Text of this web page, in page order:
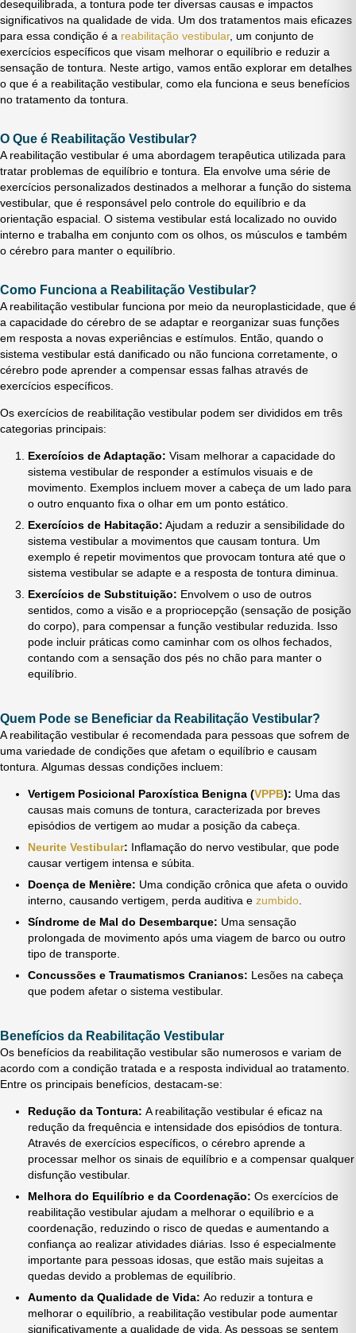
desequilibrada, a tontura pode ter diversas causas e impactos
significativos na qualidade de vida. Um dos tratamentos mais eficazes
para essa condição é a reabilitação vestibular, um conjunto de
exercícios específicos que visam melhorar o equilíbrio e reduzir a
sensação de tontura. Neste artigo, vamos então explorar em detalhes
o que é a reabilitação vestibular, como ela funciona e seus benefícios
no tratamento da tontura.
O Que é Reabilitação Vestibular?
A reabilitação vestibular é uma abordagem terapêutica utilizada para
tratar problemas de equilíbrio e tontura. Ela envolve uma série de
exercícios personalizados destinados a melhorar a função do sistema
vestibular, que é responsável pelo controle do equilíbrio e da
orientação espacial. O sistema vestibular está localizado no ouvido
interno e trabalha em conjunto com os olhos, os músculos e também
o cérebro para manter o equilíbrio.
Como Funciona a Reabilitação Vestibular?
A reabilitação vestibular funciona por meio da neuroplasticidade, que é
a capacidade do cérebro de se adaptar e reorganizar suas funções
em resposta a novas experiências e estímulos. Então, quando o
sistema vestibular está danificado ou não funciona corretamente, o
cérebro pode aprender a compensar essas falhas através de
exercícios específicos.
Os exercícios de reabilitação vestibular podem ser divididos em três
categorias principais:
Exercícios de Adaptação: Visam melhorar a capacidade do
sistema vestibular de responder a estímulos visuais e de
movimento. Exemplos incluem mover a cabeça de um lado para
o outro enquanto fixa o olhar em um ponto estático.
Exercícios de Habitação: Ajudam a reduzir a sensibilidade do
sistema vestibular a movimentos que causam tontura. Um
exemplo é repetir movimentos que provocam tontura até que o
sistema vestibular se adapte e a resposta de tontura diminua.
Exercícios de Substituição: Envolvem o uso de outros
sentidos, como a visão e a propriocepção (sensação de posição
do corpo), para compensar a função vestibular reduzida. Isso
pode incluir práticas como caminhar com os olhos fechados,
contando com a sensação dos pés no chão para manter o
equilíbrio.
Quem Pode se Beneficiar da Reabilitação Vestibular?
A reabilitação vestibular é recomendada para pessoas que sofrem de
uma variedade de condições que afetam o equilíbrio e causam
tontura. Algumas dessas condições incluem:
Vertigem Posicional Paroxística Benigna (VPPB): Uma das
causas mais comuns de tontura, caracterizada por breves
episódios de vertigem ao mudar a posição da cabeça.
Neurite Vestibular: Inflamação do nervo vestibular, que pode
causar vertigem intensa e súbita.
Doença de Menière: Uma condição crônica que afeta o ouvido
interno, causando vertigem, perda auditiva e zumbido.
Síndrome de Mal do Desembarque: Uma sensação
prolongada de movimento após uma viagem de barco ou outro
tipo de transporte.
Concussões e Traumatismos Cranianos: Lesões na cabeça
que podem afetar o sistema vestibular.
Benefícios da Reabilitação Vestibular
Os benefícios da reabilitação vestibular são numerosos e variam de
acordo com a condição tratada e a resposta individual ao tratamento.
Entre os principais benefícios, destacam-se:
Redução da Tontura: A reabilitação vestibular é eficaz na
redução da frequência e intensidade dos episódios de tontura.
Através de exercícios específicos, o cérebro aprende a
processar melhor os sinais de equilíbrio e a compensar qualquer
disfunção vestibular.
Melhora do Equilíbrio e da Coordenação: Os exercícios de
reabilitação vestibular ajudam a melhorar o equilíbrio e a
coordenação, reduzindo o risco de quedas e aumentando a
confiança ao realizar atividades diárias. Isso é especialmente
importante para pessoas idosas, que estão mais sujeitas a
quedas devido a problemas de equilíbrio.
Aumento da Qualidade de Vida: Ao reduzir a tontura e
melhorar o equilíbrio, a reabilitação vestibular pode aumentar
significativamente a qualidade de vida. As pessoas se sentem